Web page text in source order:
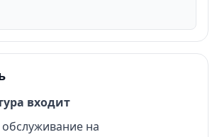
входит
на